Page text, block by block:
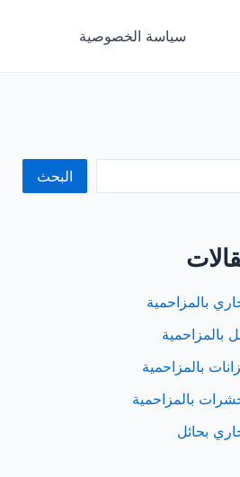
سياسة الخصوصية
البحث
بالمزاحمية
بالمزاحمية
بالمزاحمية
بالمزاحمية
بحائل